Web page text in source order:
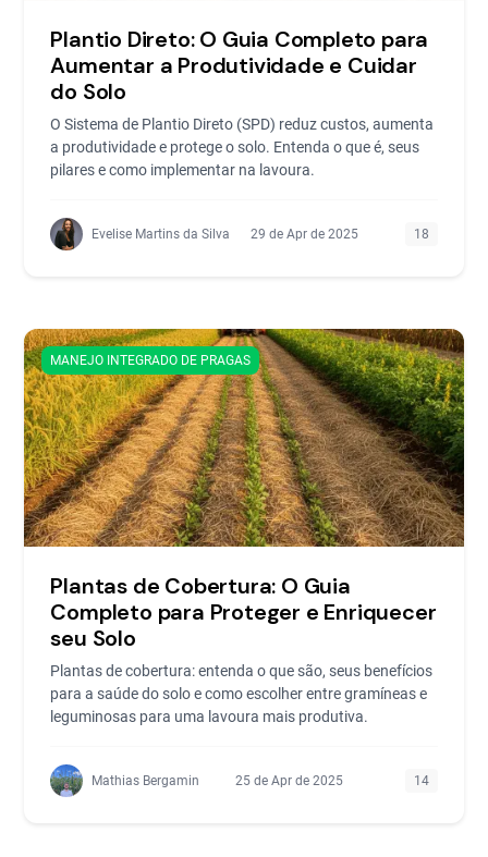
Plantio Direto: O Guia Completo para
Aumentar a Produtividade e Cuidar
do Solo
O Sistema de Plantio Direto (SPD) reduz custos, aumenta
a produtividade e protege o solo. Entenda o que é, seus
pilares e como implementar na lavoura.
Evelise Martins da Silva 29 de Apr de 2025 18
MANEJO INTEGRADO DE PRAGAS
Plantas de Cobertura: O Guia
Completo para Proteger e Enriquecer
seu Solo
Plantas de cobertura: entenda o que são, seus benefícios
para a saúde do solo e como escolher entre gramíneas e
leguminosas para uma lavoura mais produtiva.
Mathias Bergamin 25 de Apr de 2025 14